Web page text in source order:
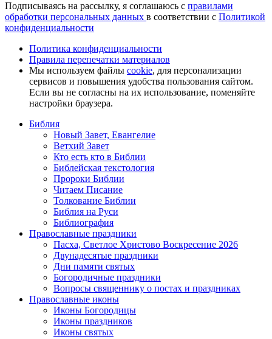
Подписываясь на рассылку, я соглашаюсь с правилами
обработки персональных данных в соответствии с Политикой
конфиденциальности
Политика конфиденциальности
Правила перепечатки материалов
Мы используем файлы cookie, для персонализации
сервисов и повышения удобства пользования сайтом.
Если вы не согласны на их использование, поменяйте
настройки браузера.
Библия
Новый Завет, Евангелие
Ветхий Завет
Кто есть кто в Библии
Библейская текстология
Пророки Библии
Читаем Писание
Толкование Библии
Библия на Руси
Библиография
Православные праздники
Пасха, Светлое Христово Воскресение 2026
Двунадесятые праздники
Дни памяти святых
Богородичные праздники
Вопросы священнику о постах и праздниках
Православные иконы
Иконы Богородицы
Иконы праздников
Иконы святых